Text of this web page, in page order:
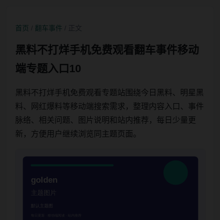
首页 翻车事件
黑料不打烊手机免费观看翻车事件移动
端专题入口10
黑料不打烊手机免费观看专题站围绕今日黑料、明星黑
料、网红爆料等移动端搜索需求，整理内容入口、事件
脉络、相关问题、图片说明和站内推荐，每日少量更
新，方便用户继续浏览同主题页面。